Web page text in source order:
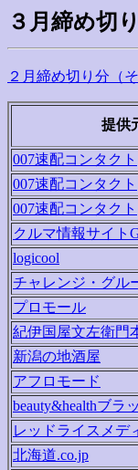
３月締め切
２月締め切り分（
提供
007速配コンタクト
007速配コンタクト
007速配コンタクト
クルマ情報サイト
logicool
チャレンジ・グル
プロモール
紀伊国屋文左衛門
新潟の地酒屋
アフロモード
beauty&healthブラ
レッドライスメデ
北海道.co.jp